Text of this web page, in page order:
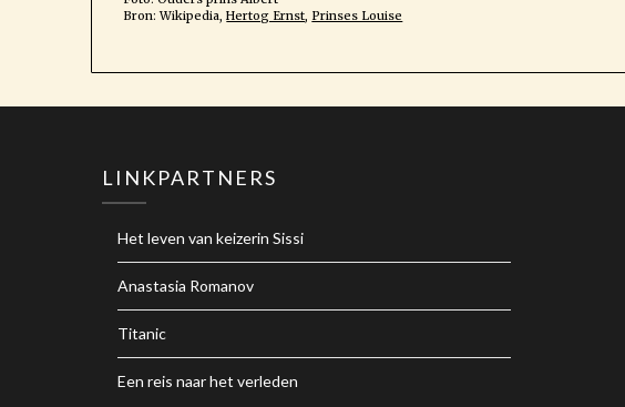
Bron: Wikipedia,Hertog Ernst Prinses Louise
LINKPARTNERS
Het leven van keizerin Sissi
Anastasia Romanov
Titanic
Een reis naar het verleden